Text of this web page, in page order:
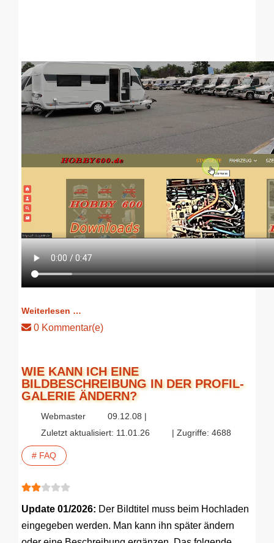
Weiterlesen …
0 Kommentar(e)
WIE KANN ICH EINE
BILDBESCHREIBUNG IN DER PROFIL-
GALERIE ÄNDERN?
Webmaster
09.12.08 |
Zuletzt aktualisiert: 11.01.26
| Zugriffe: 4688
# FAQ
Bewertung:
Update 01/2026: Der Bildtitel muss beim Hochladen
eingegeben werden. Man kann ihn später ändern